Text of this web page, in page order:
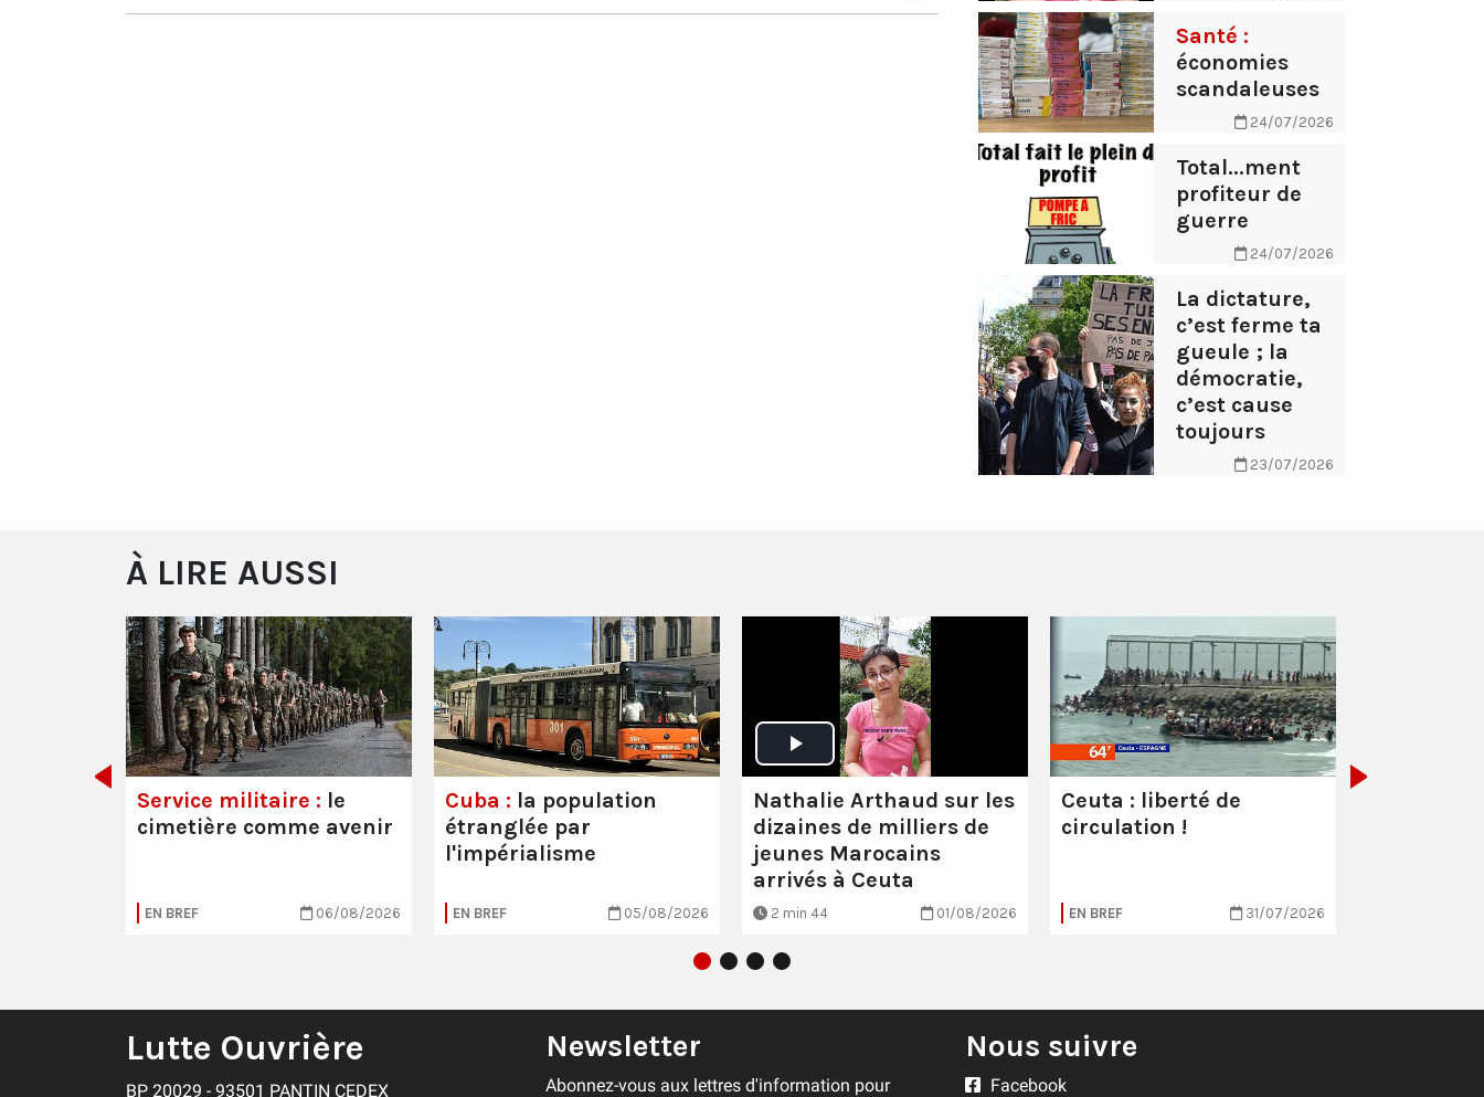
Santé :
économies
scandaleuses
24/07/2026
Total...ment
profiteur de
guerre
24/07/2026
La dictature,
c’est ferme ta
gueule ; la
démocratie,
c’est cause
toujours
23/07/2026
À LIRE AUSSI
Service militaire : le
cimetière comme avenir
EN BREF 06/08/2026
Cuba : la population
étranglée par
l'impérialisme
EN BREF 05/08/2026
Nathalie Arthaud sur les
dizaines de milliers de
jeunes Marocains
arrivés à Ceuta
2 min 44 01/08/2026
Ceuta : liberté de
circulation !
EN BREF 31/07/2026
Lutte Ouvrière
BP 20029 - 93501 PANTIN CEDEX
Newsletter
Abonnez-vous aux lettres d'information pour
Nous suivre
Facebook